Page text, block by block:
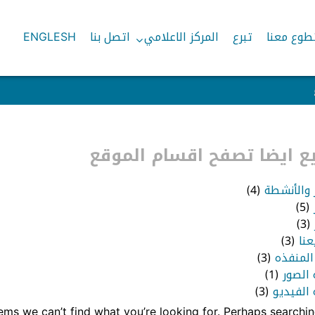
معنا تبرع المركز الاعلامي اتصل بنا ENGLESH
ايضا تصفح اقسام الموقع
والأنشطة (4)
(5)
(3)
(3)
المنفذه (3)
الصور (1)
(3)